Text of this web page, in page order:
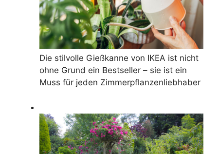
Die stilvolle Gießkanne von IKEA ist nicht
ohne Grund ein Bestseller – sie ist ein
Muss für jeden Zimmerpflanzenliebhaber